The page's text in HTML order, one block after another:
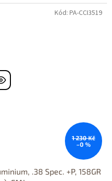
1 230 Kč
–0 %
.38 Spec. +P, 158GR
Kód: PA-CCI3519